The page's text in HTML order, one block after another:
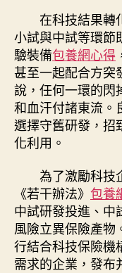
在科技結果轉
小試與中試等環節
驗裝備包養網心得
甚至一起配合方
說，任何一環的閃
和血汗付諸東流。
選擇守舊研發，招
化利用。
為了激勵科技
《若干辦法》 包養
中試研發投進、中
風險立異保險產物
行結合科技保險機
需求的企業，發布